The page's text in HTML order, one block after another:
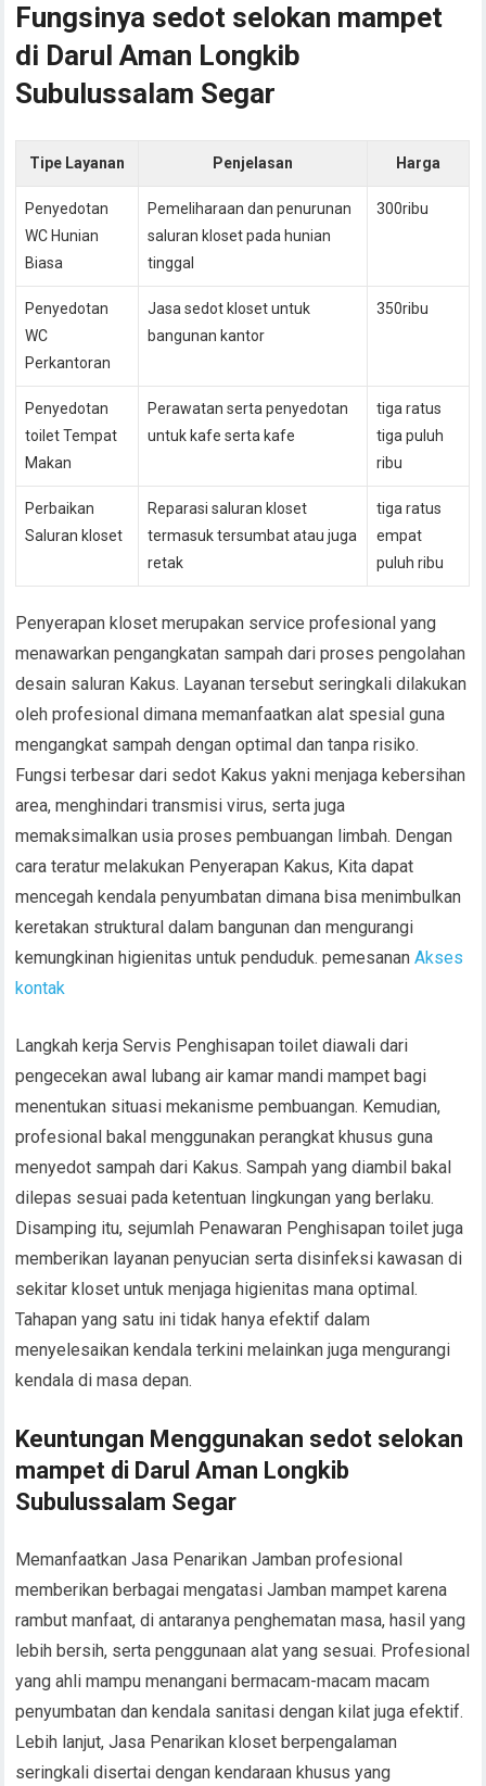
Fungsinya sedot selokan mampet
di Darul Aman Longkib
Subulussalam Segar
Tipe Layanan Penjelasan Harga
Penyedotan
WC Hunian
Biasa
Pemeliharaan dan penurunan
saluran kloset pada hunian
tinggal
300ribu
Penyedotan
WC
Perkantoran
Jasa sedot kloset untuk
bangunan kantor
350ribu
Penyedotan
toilet Tempat
Makan
Perawatan serta penyedotan
untuk kafe serta kafe
tiga ratus
tiga puluh
ribu
Perbaikan
Saluran kloset
Reparasi saluran kloset
termasuk tersumbat atau juga
retak
tiga ratus
empat
puluh ribu
Penyerapan kloset merupakan service profesional yang
menawarkan pengangkatan sampah dari proses pengolahan
desain saluran Kakus. Layanan tersebut seringkali dilakukan
oleh profesional dimana memanfaatkan alat spesial guna
mengangkat sampah dengan optimal dan tanpa risiko.
Fungsi terbesar dari sedot Kakus yakni menjaga kebersihan
area, menghindari transmisi virus, serta juga
memaksimalkan usia proses pembuangan limbah. Dengan
cara teratur melakukan Penyerapan Kakus, Kita dapat
mencegah kendala penyumbatan dimana bisa menimbulkan
keretakan struktural dalam bangunan dan mengurangi
kemungkinan higienitas untuk penduduk. pemesananAkses
kontak
Langkah kerja Servis Penghisapan toilet diawali dari
pengecekan awal lubang air kamar mandi mampet bagi
menentukan situasi mekanisme pembuangan. Kemudian,
profesional bakal menggunakan perangkat khusus guna
menyedot sampah dari Kakus. Sampah yang diambil bakal
dilepas sesuai pada ketentuan lingkungan yang berlaku.
Disamping itu, sejumlah Penawaran Penghisapan toilet juga
memberikan layanan penyucian serta disinfeksi kawasan di
sekitar kloset untuk menjaga higienitas mana optimal.
Tahapan yang satu ini tidak hanya efektif dalam
menyelesaikan kendala terkini melainkan juga mengurangi
kendala di masa depan.
Keuntungan Menggunakan sedot selokan
mampet di Darul Aman Longkib
Subulussalam Segar
Memanfaatkan Jasa Penarikan Jamban profesional
memberikan berbagai mengatasi Jamban mampet karena
rambut manfaat, di antaranya penghematan masa, hasil yang
lebih bersih, serta penggunaan alat yang sesuai. Profesional
yang ahli mampu menangani bermacam-macam macam
penyumbatan dan kendala sanitasi dengan kilat juga efektif.
Lebih lanjut, Jasa Penarikan kloset berpengalaman
seringkali disertai dengan kendaraan khusus yang